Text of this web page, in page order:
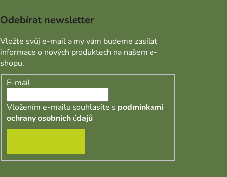
Odebírat newsletter
Vložte svůj e-mail a my vám budeme zasílat
informace o nových produktech na našem e-
shopu.
E-mail
Vložením e-mailu souhlasíte s podmínkami
ochrany osobních údajů